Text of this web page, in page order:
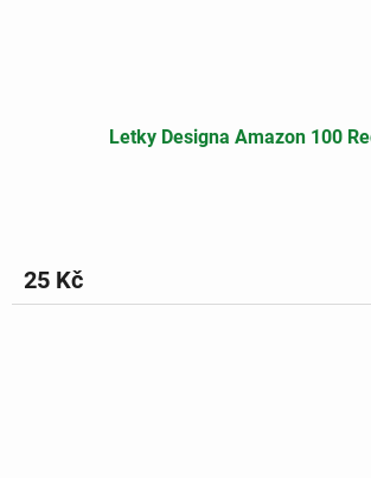
Letky Designa Amazon 100
25 Kč